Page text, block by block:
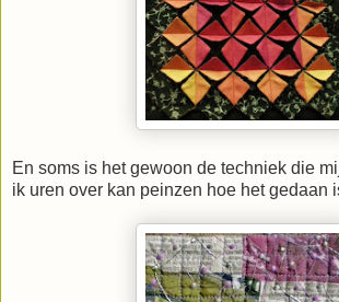
En soms is het gewoon de techniek die
ik uren over kan peinzen hoe het gedaan